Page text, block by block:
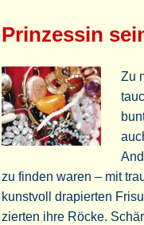
Prinzessin
Zu
zu finden waren – mit
kunstvoll drapierten
zierten ihre Röcke.